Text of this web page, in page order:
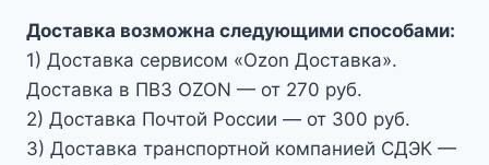
Доставка возможна следующими способами:
1) Доставка сервисом «Ozon Доставка».
Доставка в ПВЗ OZON — от 270 руб.
2) Доставка Почтой России — от 300 руб.
3) Доставка транспортной компанией СДЭК —